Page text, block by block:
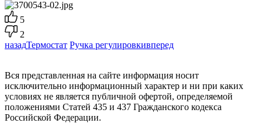
5
2
назадТермостат Ручка регулировкивперед
Вся представленная на сайте информация носит
исключительно информационный характер и ни при каких
условиях не является публичной офертой, определяемой
положениями Статей 435 и 437 Гражданского кодекса
Российской Федерации.